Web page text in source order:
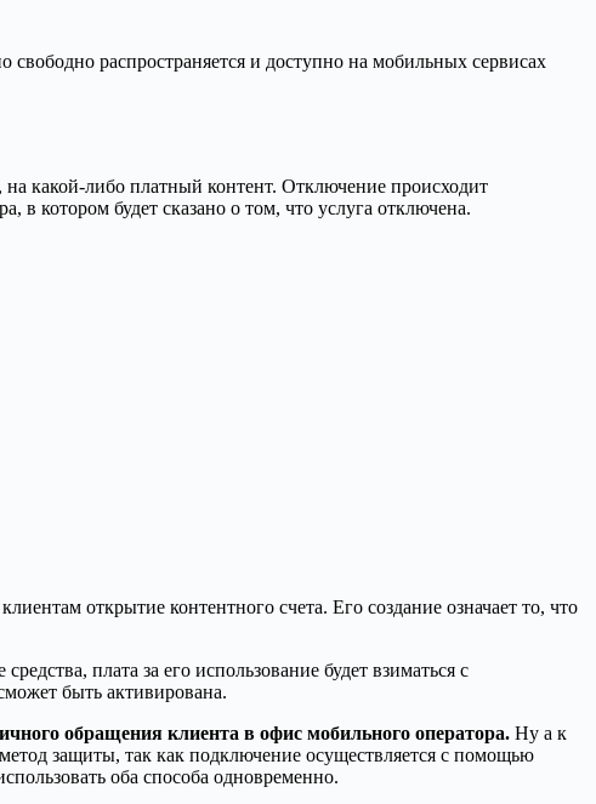
распространяется и доступно на мобильных сервисах
какой-либо платный контент. Отключение происходит
котором будет сказано о том, что услуга отключена.
открытие контентного счета. Его создание означает то, что
плата за его использование будет взиматься с
быть активирована.
обращения клиента в офис мобильного оператора. Ну а к
защиты, так как подключение осуществляется с помощью
оба способа одновременно.